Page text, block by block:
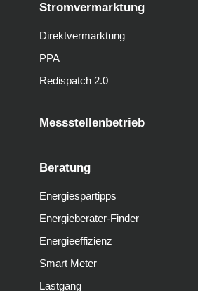
Stromvermarktung
Direktvermarktung
PPA
Redispatch 2.0
Messstellenbetrieb
Beratung
Energiespartipps
Energieberater-Finder
Energieeffizienz
Smart Meter
Lastgang